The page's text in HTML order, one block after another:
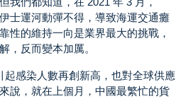
士運河動彈不得，導致海運交通癱
性的維持一向是業界最大的挑戰，
，反而變本加厲。
起感染人數再創新高，也對全球供應
說，就在上個月，中國最繁忙的貨